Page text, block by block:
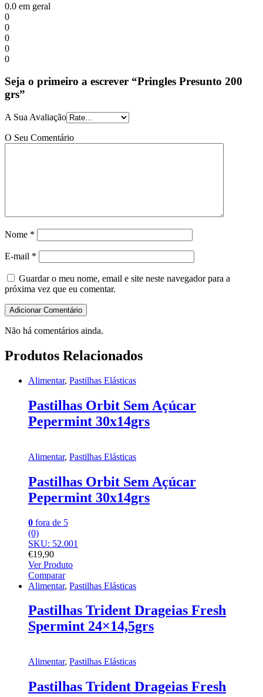
0.0 em geral
0
0
0
0
0
Seja o primeiro a escrever “Pringles Presunto 200
grs”
A Sua Avaliação
O Seu Comentário
Nome *
E-mail *
Guardar o meu nome, email e site neste navegador para a
próxima vez que eu comentar.
Não há comentários ainda.
Produtos Relacionados
Alimentar, Pastilhas Elásticas
Pastilhas Orbit Sem Açúcar
Pepermint 30x14grs
Alimentar, Pastilhas Elásticas
Pastilhas Orbit Sem Açúcar
Pepermint 30x14grs
0 fora de 5
(0)
SKU: 52.001
€19,90
Ver Produto
Comparar
Alimentar, Pastilhas Elásticas
Pastilhas Trident Drageias Fresh
Spermint 24×14,5grs
Alimentar, Pastilhas Elásticas
Pastilhas Trident Drageias Fresh